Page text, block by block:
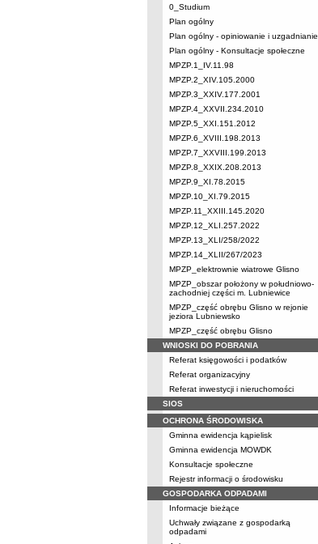
0_Studium
Plan ogólny
Plan ogólny - opiniowanie i uzgadnianie
Plan ogólny - Konsultacje społeczne
MPZP.1_IV.11.98
MPZP.2_XIV.105.2000
MPZP.3_XXIV.177.2001
MPZP.4_XXVII.234.2010
MPZP.5_XXI.151.2012
MPZP.6_XVIII.198.2013
MPZP.7_XXVIII.199.2013
MPZP.8_XXIX.208.2013
MPZP.9_XI.78.2015
MPZP.10_XI.79.2015
MPZP.11_XXIII.145.2020
MPZP.12_XLI.257.2022
MPZP.13_XLI/258/2022
MPZP.14_XLII/267/2023
MPZP_elektrownie wiatrowe Glisno
MPZP_obszar położony w południowo-
zachodniej części m. Lubniewice
MPZP_część obrębu Glisno w rejonie
jeziora Lubniewsko
MPZP_część obrębu Glisno
WNIOSKI DO POBRANIA
Referat księgowości i podatków
Referat organizacyjny
Referat inwestycji i nieruchomości
SIOS
OCHRONA ŚRODOWISKA
Gminna ewidencja kąpielisk
Gminna ewidencja MOWDK
Konsultacje społeczne
Rejestr informacji o środowisku
GOSPODARKA ODPADAMI
Informacje bieżące
Uchwały związane z gospodarką
odpadami